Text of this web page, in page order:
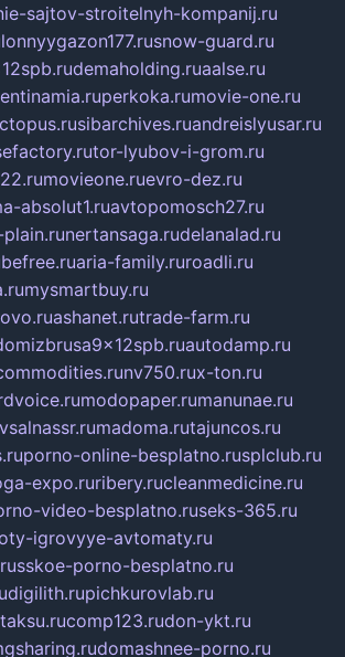
sajtov-stroitelnyh-kompanij.ru
snow-guard.ru
demaholding.ruaalse.ru
perkoka.rumovie-one.ru
sibarchives.ruandreislyusar.ru
tor-lyubov-i-grom.ru
movieone.ruevro-dez.ru
absolut1.ruavtopomosch27.ru
nertansaga.rudelanalad.ru
aria-family.ruroadli.ru
mysmartbuy.ru
ashanet.rutrade-farm.ru
autodamp.ru
nv750.rux-ton.ru
modopaper.rumanunae.ru
madoma.rutajuncos.ru
porno-online-besplatno.rusplclub.ru
expo.ruribery.rucleanmedicine.ru
video-besplatno.ruseks-365.ru
igrovyye-avtomaty.ru
russkoe-porno-besplatno.ru
digilith.rupichkurovlab.ru
taksu.rucomp123.rudon-ykt.ru
domashnee-porno.ru